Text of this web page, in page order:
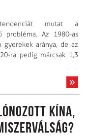
mutat a
probléma. Az 1980-as
aránya, de az
ra pedig márcsak 1,3
Kína,